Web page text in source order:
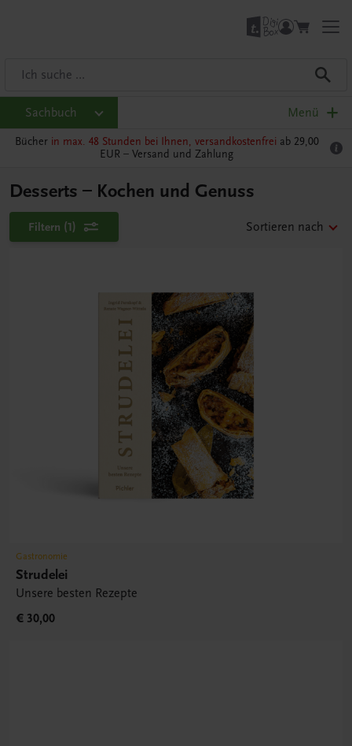
Sachbuch Menü
Bücher in max. 48 Stunden bei Ihnen, versandkostenfrei ab 29,00
EUR – Versand und Zahlung
Desserts – Kochen und Genuss
Filtern (1) Sortieren nach
Gastronomie
Strudelei
Unsere besten Rezepte
€ 30,00